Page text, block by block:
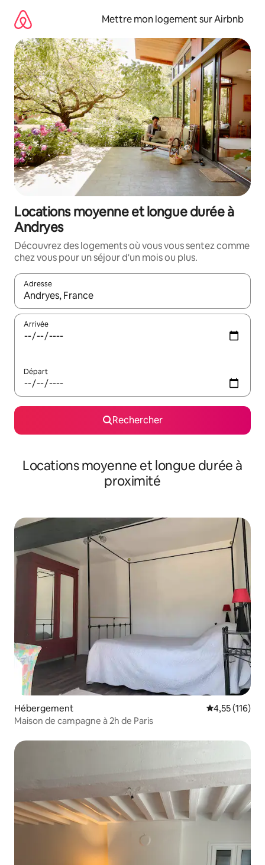
directement
contenu
Mettre mon logement sur Airbnb
Locations moyenne et longue durée à
Andryes
Découvrez des logements où vous vous sentez comme
chez vous pour un séjour d'un mois ou plus.
Adresse
Lorsque les résultats s'affichent, utilisez les flèches vers le
Arrivée
Départ
Rechercher
Locations moyenne et longue durée à
proximité
Hébergement Évaluation
4,55 (116)
Maison de campagne à 2h de Paris